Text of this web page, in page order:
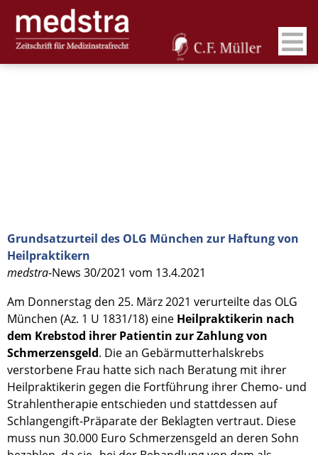
Grundsatzurteil des OLG München zur Haftung von
Heilpraktikern
medstra-News 30/2021 vom 13.4.2021
Am Donnerstag den 25. März 2021 verurteilte das OLG
München (Az. 1 U 1831/18) eine Heilpraktikerin nach
dem Krebstod ihrer Patientin zur Zahlung von
Schmerzensgeld. Die an Gebärmutterhalskrebs
verstorbene Frau hatte sich nach Beratung mit ihrer
Heilpraktikerin gegen die Fortführung ihrer Chemo- und
Strahlentherapie entschieden und stattdessen auf
Schlangengift-Präparate der Beklagten vertraut. Diese
muss nun 30.000 Euro Schmerzensgeld an deren Sohn